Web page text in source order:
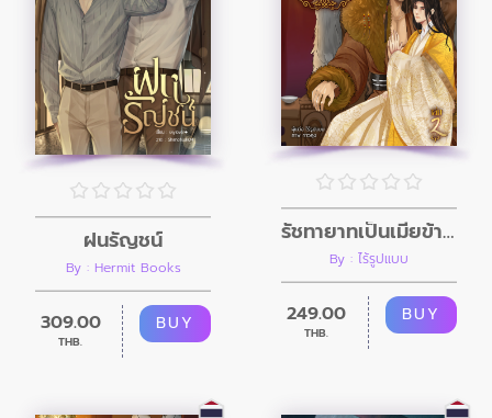
ฝนรัญชน์
By : Hermit Books
309.00
THB.
BUY
รัชทายาทเป็นเมียข้าเถอะ เล่ม 2 (จบ)
By : ไร้รูปแบบ
249.00
THB.
BUY